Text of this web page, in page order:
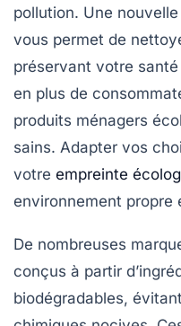
pollution. Une
vous permet de
préservant votre santé
en plus de
produits ménagers
sains. Adapter vos
votre empreinte
environnement propre
De nombreuses
conçus à partir
biodégradables,